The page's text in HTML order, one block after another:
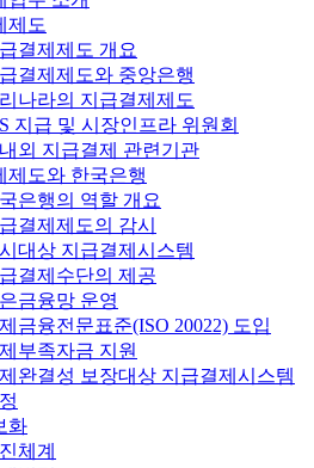
제도
결제제도 개요
결제제도와 중앙은행
나라의 지급결제제도
지급 및 시장인프라 위원회
외 지급결제 관련기관
제도와 한국은행
은행의 역할 개요
결제제도의 감시
대상 지급결제시스템
결제수단의 제공
금융망 운영
금융전문표준(ISO 20022) 도입
부족자금 지원
완결성 보장대상 지급결제시스템
화
체계